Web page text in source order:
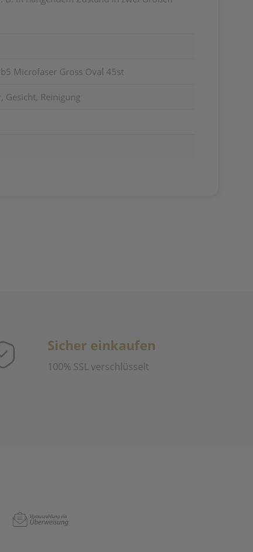
Microfaser Gross Oval 45st
Gesicht, Reinigung
Sicher einkaufen
100% SSL verschlüsselt